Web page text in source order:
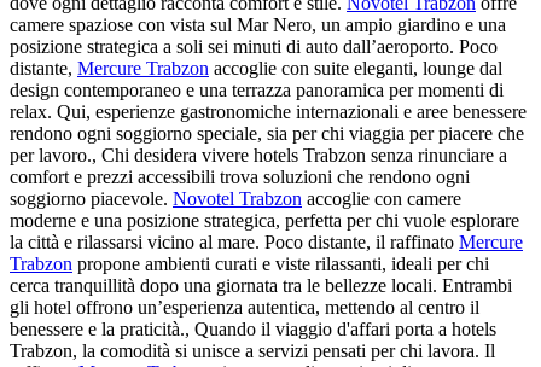
camere spaziose con vista sul Mar Nero, un ampio giardino e una
posizione strategica a soli sei minuti di auto dall’aeroporto. Poco
distante, Mercure Trabzon accoglie con suite eleganti, lounge dal
design contemporaneo e una terrazza panoramica per momenti di
relax. Qui, esperienze gastronomiche internazionali e aree benessere
rendono ogni soggiorno speciale, sia per chi viaggia per piacere che
per lavoro., Chi desidera vivere hotels Trabzon senza rinunciare a
comfort e prezzi accessibili trova soluzioni che rendono ogni
soggiorno piacevole. Novotel Trabzon accoglie con camere
moderne e una posizione strategica, perfetta per chi vuole esplorare
la città e rilassarsi vicino al mare. Poco distante, il raffinato Mercure
Trabzon propone ambienti curati e viste rilassanti, ideali per chi
cerca tranquillità dopo una giornata tra le bellezze locali. Entrambi
gli hotel offrono un’esperienza autentica, mettendo al centro il
benessere e la praticità., Quando il viaggio d'affari porta a hotels
Trabzon, la comodità si unisce a servizi pensati per chi lavora. Il